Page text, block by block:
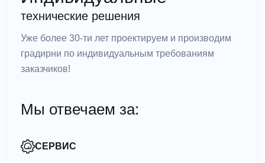
технические решения
Уже более 30-ти лет проектируем и производим
градирни по индивидуальным требованиям
заказчиков!
Мы отвечаем за:
СЕРВИС